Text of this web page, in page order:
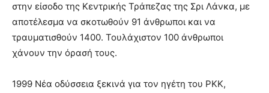
στην είσοδο της Κεντρικής Τράπεζας της Σρι Λάνκα, με
αποτέλεσμα να σκοτωθούν 91 άνθρωποι και να
τραυματισθούν 1400. Τουλάχιστον 100 άνθρωποι
χάνουν την όρασή τους.
1999 Νέα οδύσσεια ξεκινά για τον ηγέτη του PKK,